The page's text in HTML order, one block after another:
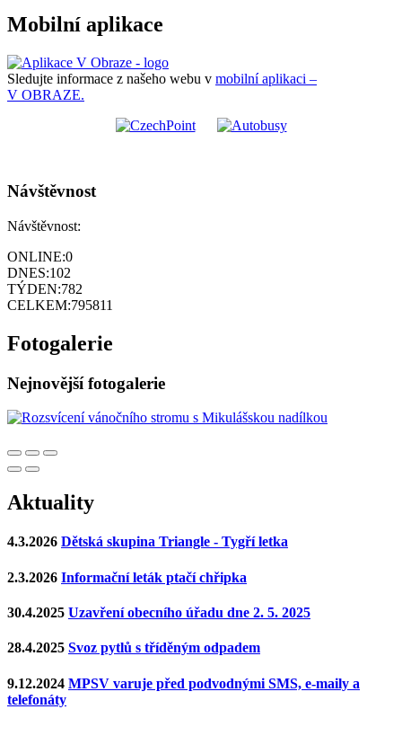
Mobilní aplikace
Sledujte informace z našeho webu v mobilní aplikaci –
V OBRAZE.
Návštěvnost
Návštěvnost:
ONLINE:0
DNES:102
TÝDEN:782
CELKEM:795811
Fotogalerie
Nejnovější fotogalerie
Aktuality
4.3.2026 Dětská skupina Triangle - Tygří letka
2.3.2026 Informační leták ptačí chřipka
30.4.2025 Uzavření obecního úřadu dne 2. 5. 2025
28.4.2025 Svoz pytlů s tříděným odpadem
9.12.2024 MPSV varuje před podvodnými SMS, e-maily a
telefonáty